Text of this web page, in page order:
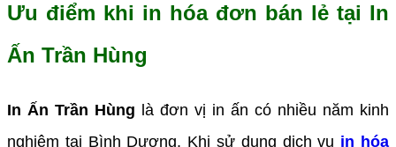
Ưu điểm khi in hóa đơn bán lẻ tại In
Ấn Trần Hùng
In Ấn Trần Hùng là đơn vị in ấn có nhiều năm kinh
nghiệm tại Bình Dương. Khi sử dụng dịch vụ in hóa